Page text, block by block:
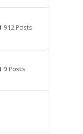
912 Posts
9 Posts